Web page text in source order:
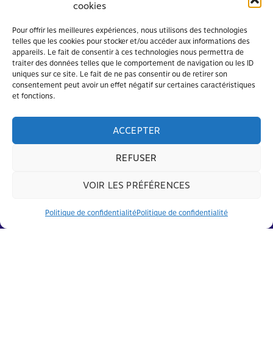
cookies
Pour offrir les meilleures expériences, nous utilisons des technologies
telles que les cookies pour stocker et/ou accéder aux informations des
appareils. Le fait de consentir à ces technologies nous permettra de
traiter des données telles que le comportement de navigation ou les ID
uniques sur ce site. Le fait de ne pas consentir ou de retirer son
consentement peut avoir un effet négatif sur certaines caractéristiques
et fonctions.
ACCEPTER
REFUSER
VOIR LES PRÉFÉRENCES
Politique de confidentialitéPolitique de confidentialité
PARENTS, MOBILISEZ-VOUS !
ARCHIVES